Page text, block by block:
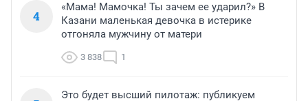
4
«Мама! Мамочка! Ты зачем ее ударил?» В
Казани маленькая девочка в истерике
отгоняла мужчину от матери
3 838 1
Это будет высший пилотаж: публикуем